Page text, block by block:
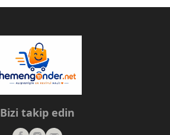
Bizi takip edin